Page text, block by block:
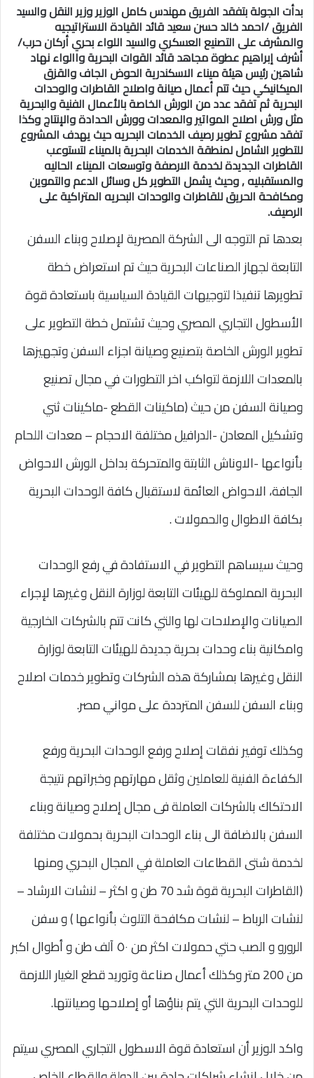
بدأت الجولة بتفقد الفريق مهندس كامل الوزير وزير النقل والسيد
الفريق /احمد خالد حسن سعيد قائد القيادة الاستراتيجيه
والمشرف على التصنيع العسكري والسيد اللواء بحري أركان حرب/
أشرف إبراهيم عطوة مجاهد قائد القوات البحرية واالواء نهاد
شاهين رئيس هيئة ميناء الاسكندرية الحوض الجاف والقزق
الميكانيكي حيث تتم أعمال صيانة واصلاح القاطرات والوحدات
البحرية ثم تفقد عدد من الورش الخاصة بالأعمال الفنية والبحرية
مثل ورش اصلاح المواتير والمعدات وورش الحدادة والإنتاج وكذا
تفقد مشروع تطوير رصيف الخدمات البحريه حيث يهدف المشروع
للتطوير الشامل لمنطقة الخدمات البحرية بالميناء لتستوعب
القاطرات الجديدة لخدمة الارصفة وتوسعات الميناء الحاليه
والمستقبليه , وحيث يشمل التطوير كل وسائل الدعم والتموين
ومكافحة الحريق للقاطرات والوحدات البحريه المتراكية على
الرصيف.
بعدها تم التوجه الى الشركة المصرية لإصلاح وبناء السفن
التابعة لجهاز الصناعات البحرية حيث تم استعراض خطة
تطويرها تنفيذا لتوجيهات القيادة السياسية باستعادة قوة
الأسطول التجاري المصري وحيث تشتمل خطة التطوير على
تطوير الورش الخاصة بتصنيع وصيانة اجزاء السفن وتجهيزها
بالمعدات اللازمة لتواكب اخر التطورات في مجال تصنيع
وصيانة السفن من حيث (ماكينات القطع -ماكينات ثني
وتشكيل المعادن -الدرافيل مختلفة الاحجام – معدات اللحام
بأنواعها -الاوناش الثابتة والمتحركة بداخل الورش الاحواض
الجافة، الاحواض العائمة لاستقبال كافة الوحدات البحرية
بكافة الاطوال والحمولات .
وحيث سيساهم التطوير في الاستفادة في رفع الوحدات
البحرية المملوكة للهيئات التابعة لوزارة النقل وغيرها لإجراء
الصيانات والإصلاحات لها والتي كانت تتم بالشركات الخارجية
وامكانية بناء وحدات بحرية جديدة للهيئات التابعة لوزارة
النقل وغيرها بمشاركة هذه الشركات وتطوير خدمات اصلاح
وبناء السفن للسفن المترددة على مواني مصر.
وكذلك توفير نفقات إصلاح ورفع الوحدات البحرية ورفع
الكفاءة الفنية للعاملين وثقل مهارتهم وخبراتهم نتيجة
الاحتكاك بالشركات العاملة فى مجال إصلاح وصيانة وبناء
السفن بالاضافة الى بناء الوحدات البحرية بحمولات مختلفة
لخدمة شتى القطاعات العاملة في المجال البحري ومنها
(القاطرات البحرية قوة شد 70 طن و اكثر – لنشات الارشاد –
لنشات الرباط – لنشات مكافحة التلوث بأنواعها ) و سفن
الرورو و الصب حتي حمولات اكثر من ٥٠ آلف طن و أطوال اكبر
من 200 متر وكذلك أعمال صناعة وتوريد قطع الغيار اللازمة
للوحدات البحرية التي يتم بناؤها أو إصلاحها وصيانتها.
واكد الوزير أن استعادة قوة الاسطول التجاري المصري سيتم